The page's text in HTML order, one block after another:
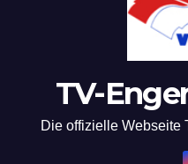
TV-
Die offizielle Webseite